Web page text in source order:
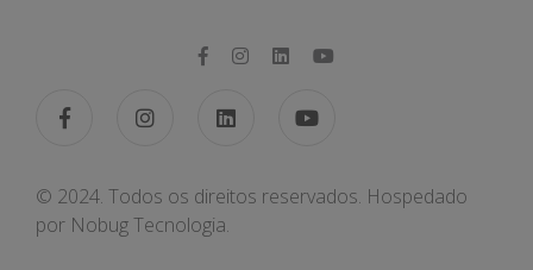
© 2024. Todos os direitos reservados. Hospedado
por Nobug Tecnologia.